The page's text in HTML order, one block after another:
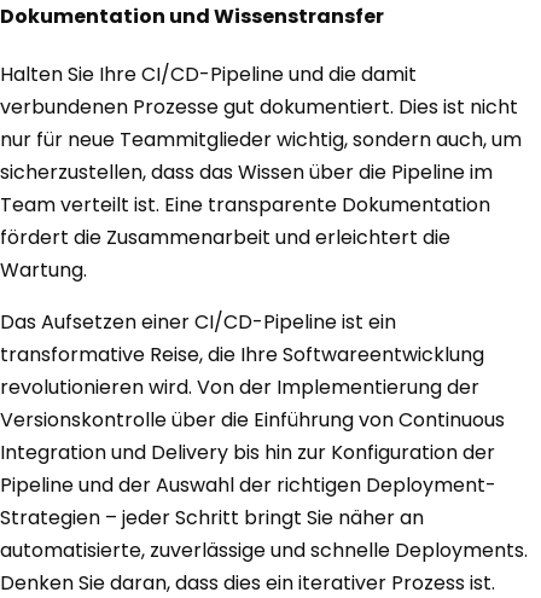
Dokumentation und Wissenstransfer
Halten Sie Ihre CI/CD-Pipeline und die damit
verbundenen Prozesse gut dokumentiert. Dies ist nicht
nur für neue Teammitglieder wichtig, sondern auch, um
sicherzustellen, dass das Wissen über die Pipeline im
Team verteilt ist. Eine transparente Dokumentation
fördert die Zusammenarbeit und erleichtert die
Wartung.
Das Aufsetzen einer CI/CD-Pipeline ist ein
transformative Reise, die Ihre Softwareentwicklung
revolutionieren wird. Von der Implementierung der
Versionskontrolle über die Einführung von Continuous
Integration und Delivery bis hin zur Konfiguration der
Pipeline und der Auswahl der richtigen Deployment-
Strategien – jeder Schritt bringt Sie näher an
automatisierte, zuverlässige und schnelle Deployments.
Denken Sie daran, dass dies ein iterativer Prozess ist.